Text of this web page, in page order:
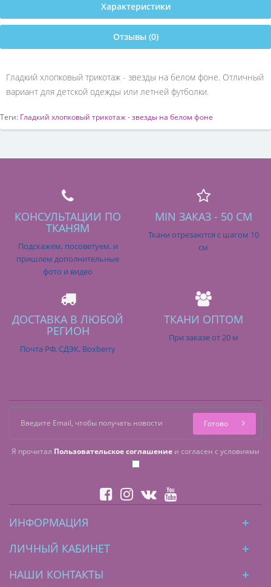
Характеристики
Отзывы (0)
Гладкий хлопковый трикотаж - звезды на белом фоне. Отличный
вариант для детской одежды или летней футболки.
Теги: Гладкий хлопковый трикотаж - звезды на белом фоне
КОНСУЛЬТАЦИИ ПО
ТКАНЯМ
Подскажем, посоветуем, и
пришлем дополнительные
фото и видео
MIN ЗАКАЗ - 50 СМ
Ткани отрезаются с шагом 10
см
ДОСТАВКА В ЛЮБОЙ
РЕГИОН
Почта РФ, СДЭК, Boxberry
ТКАНИ ОПТОМ
При заказе от 20 м
Я прочитал Пользовательское соглашение и согласен с условиями
Готово
ИНФОРМАЦИЯ
ЛИЧНЫЙ КАБИНЕТ
НАШИ КОНТАКТЫ